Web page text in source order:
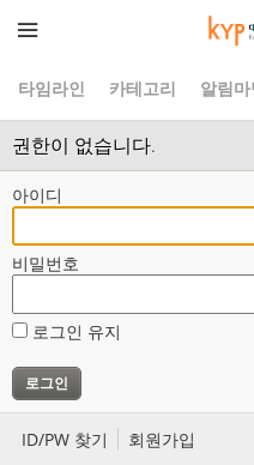
타임라인 카테고리 알림
권한이 없습니다.
아이디
비밀번호
로그인 유지
ID/PW 찾기 회원가입